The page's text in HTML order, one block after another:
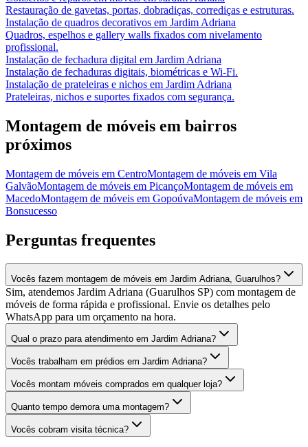
Restauração de gavetas, portas, dobradiças, corrediças e estruturas.
Instalação de quadros decorativos em Jardim Adriana
Quadros, espelhos e gallery walls fixados com nivelamento
profissional.
Instalação de fechadura digital em Jardim Adriana
Instalação de fechaduras digitais, biométricas e Wi-Fi.
Instalação de prateleiras e nichos em Jardim Adriana
Prateleiras, nichos e suportes fixados com segurança.
Montagem de móveis em bairros
próximos
Montagem de móveis em CentroMontagem de móveis em Vila
GalvãoMontagem de móveis em PicançoMontagem de móveis em
MacedoMontagem de móveis em GopoúvaMontagem de móveis em
Bonsucesso
Perguntas frequentes
Vocês fazem montagem de móveis em Jardim Adriana, Guarulhos?
Sim, atendemos Jardim Adriana (Guarulhos SP) com montagem de
móveis de forma rápida e profissional. Envie os detalhes pelo
WhatsApp para um orçamento na hora.
Qual o prazo para atendimento em Jardim Adriana?
Vocês trabalham em prédios em Jardim Adriana?
Vocês montam móveis comprados em qualquer loja?
Quanto tempo demora uma montagem?
Vocês cobram visita técnica?